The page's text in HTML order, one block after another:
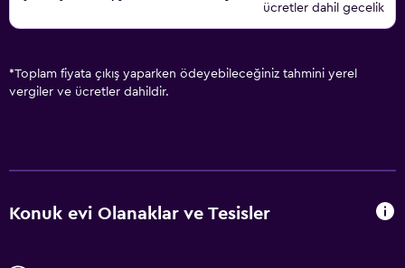
ücretler dahil gecelik
*Toplam fiyata çıkış yaparken ödeyebileceğiniz tahmini yerel
vergiler ve ücretler dahildir.
Konuk evi Olanaklar ve Tesisler